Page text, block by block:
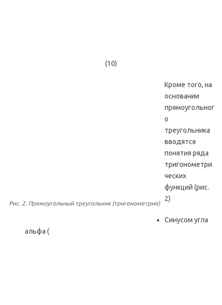
(10)
Рис. 2. Прямоугольный треугольник (тригонометрия)
Кроме того, на
основании
прямоугольног
о
треугольника
вводятся
понятия ряда
тригонометри
ческих
функций (рис.
2)
Синусом угла
альфа (